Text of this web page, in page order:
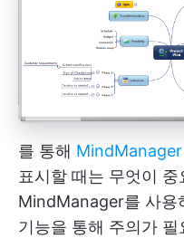
를 통해 MindManager
표시할 때는 무엇이
MindManager를 사용
기능을 통해 주의가